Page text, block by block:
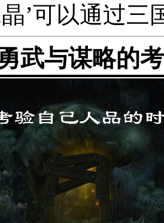
晶’可以通过
武与谋略的